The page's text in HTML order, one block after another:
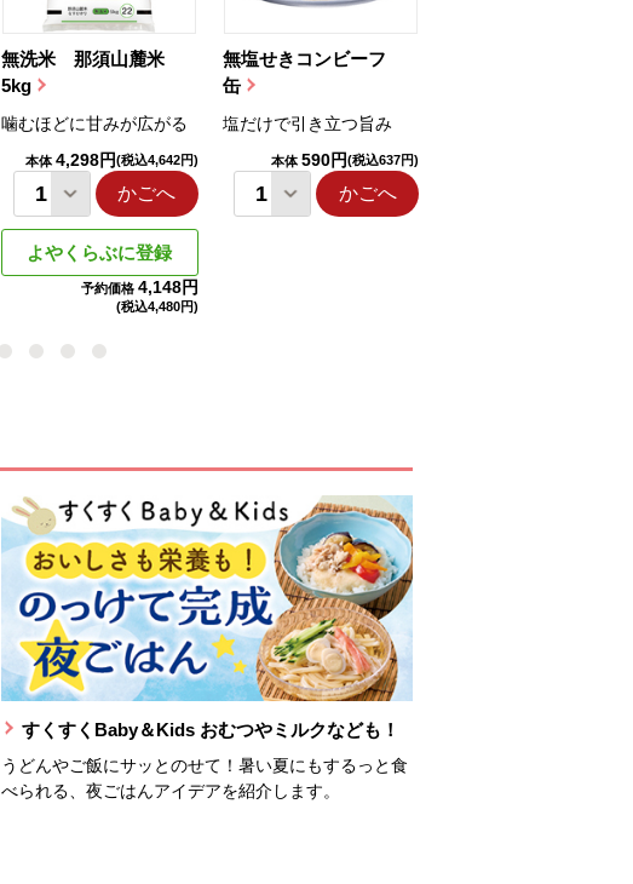
無洗米 那須山麓米
5kg
噛むほどに甘みが広がる
本体 4,298円(税込4,642円)
かごへ
よやくらぶに登録
予約価格 4,148円
(税込4,480円)
無塩せきコンビーフ
缶
塩だけで引き立つ旨み
本体 590円(税込637円)
かごへ
すくすくBaby＆Kids おむつやミルクなども！
うどんやご飯にサッとのせて！暑い夏にもするっと食
べられる、夜ごはんアイデアを紹介します。